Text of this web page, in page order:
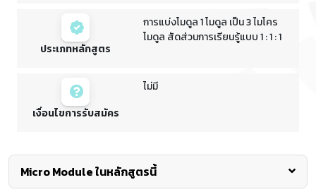
ประเภทหลักสูตร
การแบ่งโมดูล 1 โมดูล เป็น 3 ไมโคร
โมดูล สัดส่วนการเรียนรู้แบบ 1 : 1 : 1
เงื่อนไขการรับสมัคร
ไม่มี
Micro Module ในหลักสูตรนี้